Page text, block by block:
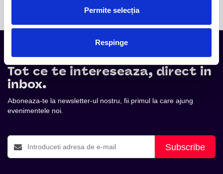
Permite selecția
Respinge
Tot ce te intereseaza, direct in
inbox.
Aboneaza-te la newsletter-ul nostru, fii primul la care ajung
evenimentele noi.
Subscribe